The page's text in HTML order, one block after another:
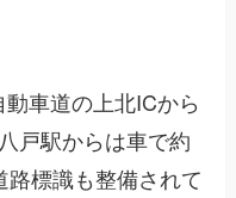
車道の上北ICから
戸駅からは車で約
標識も整備されて